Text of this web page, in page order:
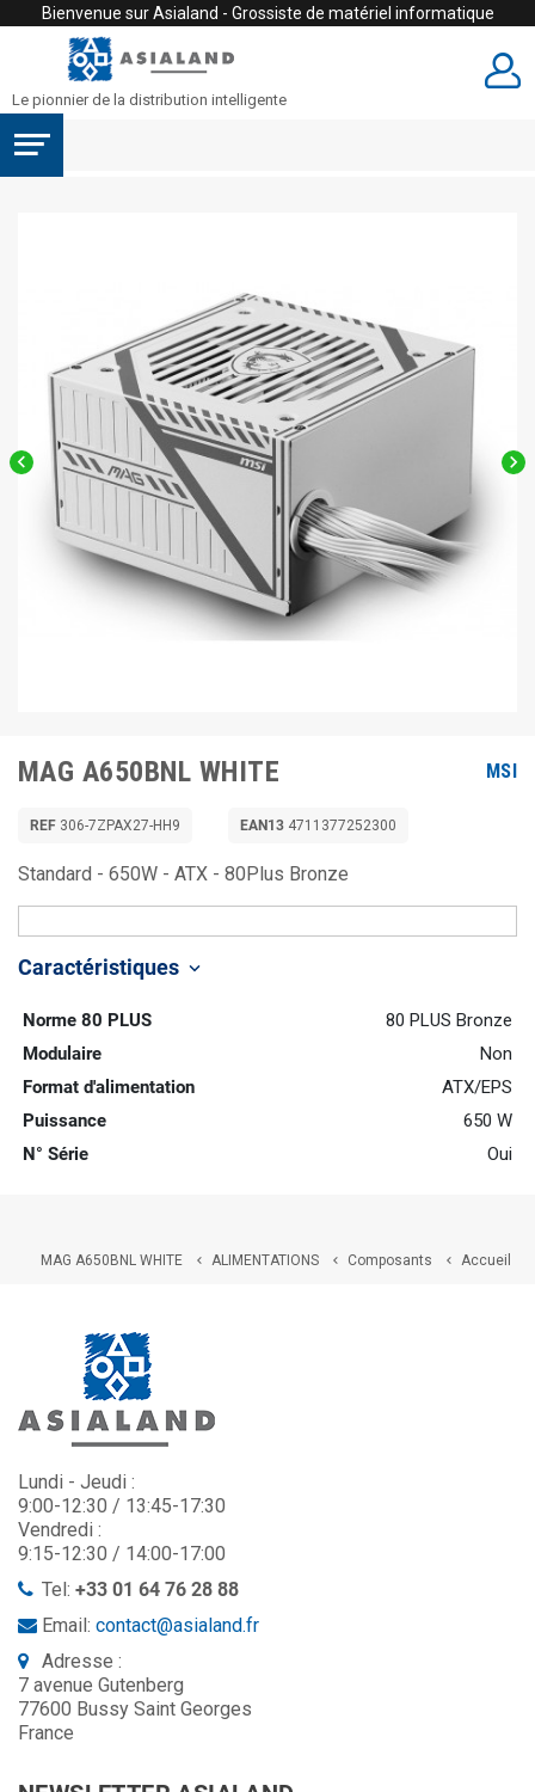
Bienvenue sur Asialand - Grossiste de matériel informatique
Le pionnier de la distribution intelligente
 
MAG A650BNL WHITE MSI
REF 306-7ZPAX27-HH9 EAN13 4711377252300
Standard - 650W - ATX - 80Plus Bronze
Caractéristiques keyboard_arrow_down
Norme 80 PLUS
80 PLUS Bronze
Modulaire
Non
Format d'alimentation
ATX/EPS
Puissance
650 W
N° Série
Oui
Accueil

Composants

ALIMENTATIONS

MAG A650BNL WHITE
Lundi - Jeudi :
9:00-12:30 / 13:45-17:30
Vendredi :
9:15-12:30 / 14:00-17:00
Tel: +33 01 64 76 28 88
Email: contact@asialand.fr
Adresse :
7 avenue Gutenberg
77600 Bussy Saint Georges
France